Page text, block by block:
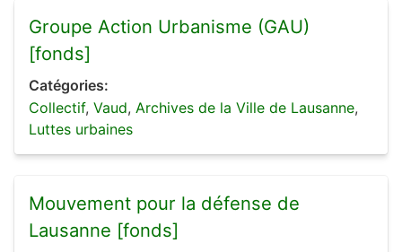
Groupe Action Urbanisme (GAU)
[fonds]
Catégories:
Collectif, Vaud, Archives de la Ville de Lausanne,
Luttes urbaines
Mouvement pour la défense de
Lausanne [fonds]